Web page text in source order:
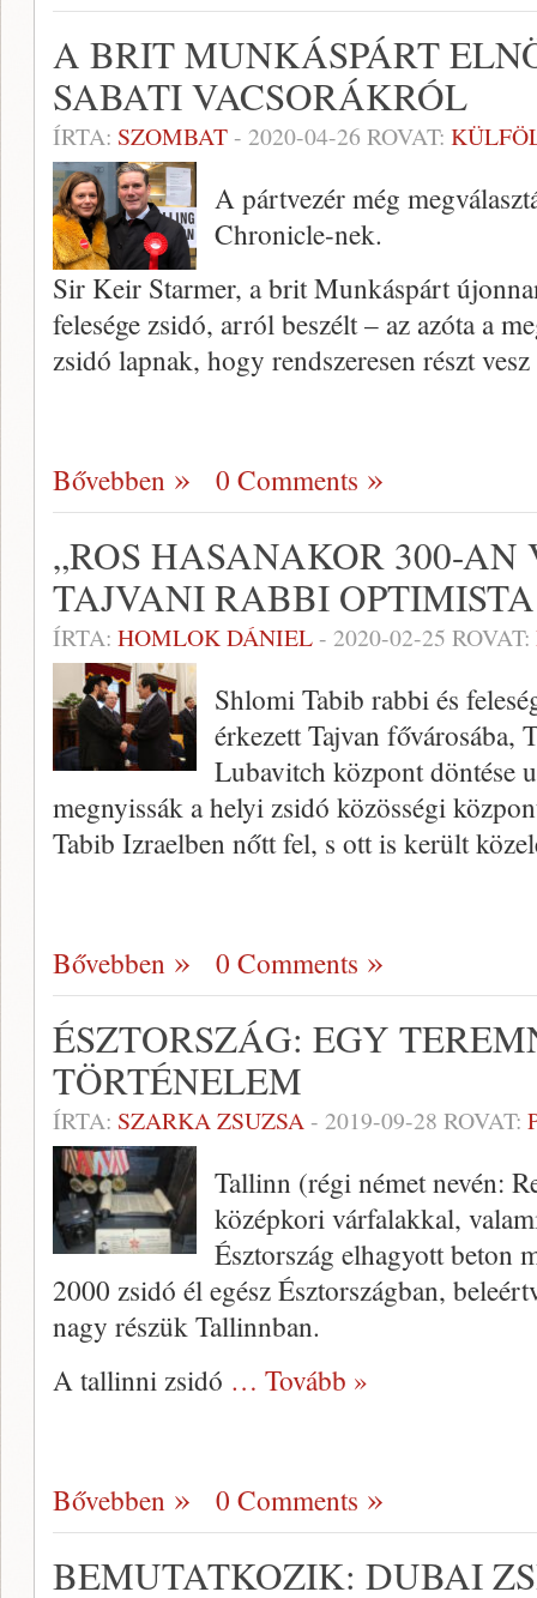
A BRIT MUNKÁSPÁRT
SABATI VACSORÁKRÓL
ÍRTA: SZOMBAT- 2020-04-26 ROVAT:
A pártvezér még
Chronicle-nek.
Sir Keir Starmer, a brit Munkáspárt
felesége zsidó, arról beszélt – az azóta a
zsidó lapnak, hogy rendszeresen részt vesz
Bővebben 0 Comments
„ROS HASANAKOR 300-
TAJVANI RABBI OPTIMISTA
ÍRTA: HOMLOK DÁNIEL- 2020-02-25 ROVAT:
Shlomi Tabib rabbi és
érkezett Tajvan fővárosába,
Lubavitch központ döntése
megnyissák a helyi zsidó közösségi
Tabib Izraelben nőtt fel, s ott is került
Bővebben 0 Comments
ÉSZTORSZÁG: EGY
TÖRTÉNELEM
ÍRTA: SZARKA ZSUZSA- 2019-09-28 ROVAT:
Tallinn (régi német nevén:
középkori várfalakkal,
Észtország elhagyott beton
2000 zsidó él egész Észtországban,
nagy részük Tallinnban.
A tallinni zsidó … Tovább »
Bővebben 0 Comments
BEMUTATKOZIK: DUBAI